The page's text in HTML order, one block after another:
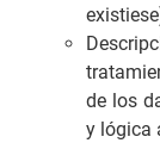
de los
y lógica